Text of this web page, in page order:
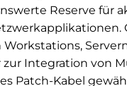
Reserve für
Workstations,
zur Integration von
Patch-Kabel